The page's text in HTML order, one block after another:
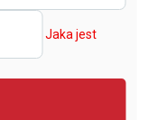
Jaka jest